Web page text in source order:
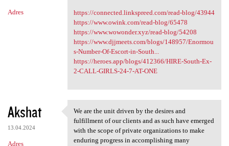
Adres
https://connected.linkspreed.com/read-blog/43944
https://www.owink.com/read-blog/65478
https://www.wowonder.xyz/read-blog/54208
https://www.djjmeets.com/blogs/148957/Enormou
s-Number-Of-Escort-in-South...
https://heroes.app/blogs/412366/HIRE-South-Ex-
2-CALL-GIRLS-24-7-AT-ONE
Akshat
13.04.2024
Adres
We are the unit driven by the
We are the unit driven by the desires and
fulfillment of our clients and as such have emerged
with the scope of private organizations to make
enduring progress in accomplishing many